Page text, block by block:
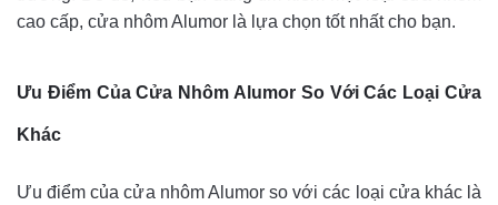
cao cấp, cửa nhôm Alumor là lựa chọn tốt nhất cho bạn.
Ưu Điểm Của Cửa Nhôm Alumor So Với Các Loại Cửa
Khác
Ưu điểm của cửa nhôm Alumor so với các loại cửa khác là